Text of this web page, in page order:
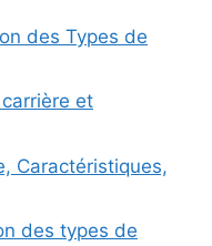
des Types de
et
Caractéristiques,
des types de